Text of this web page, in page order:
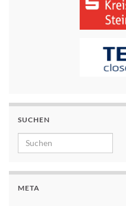
SUCHEN
Search for:
META